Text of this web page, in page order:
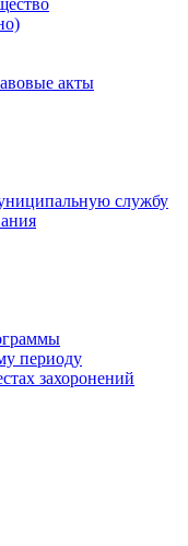
акты
службу
периоду
захоронений